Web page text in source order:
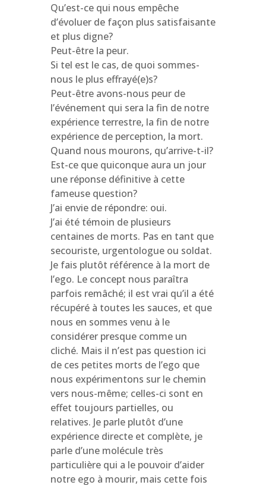
Qu’est-ce qui nous empêche
d’évoluer de façon plus satisfaisante
et plus digne?
Peut-être la peur.
Si tel est le cas, de quoi sommes-
nous le plus effrayé(e)s?
Peut-être avons-nous peur de
l’événement qui sera la fin de notre
expérience terrestre, la fin de notre
expérience de perception, la mort.
Quand nous mourons, qu’arrive-t-il?
Est-ce que quiconque aura un jour
une réponse définitive à cette
fameuse question?
J’ai envie de répondre: oui.
J’ai été témoin de plusieurs
centaines de morts. Pas en tant que
secouriste, urgentologue ou soldat.
Je fais plutôt référence à la mort de
l’ego. Le concept nous paraîtra
parfois remâché; il est vrai qu’il a été
récupéré à toutes les sauces, et que
nous en sommes venu à le
considérer presque comme un
cliché. Mais il n’est pas question ici
de ces petites morts de l’ego que
nous expérimentons sur le chemin
vers nous-même; celles-ci sont en
effet toujours partielles, ou
relatives. Je parle plutôt d’une
expérience directe et complète, je
parle d’une molécule très
particulière qui a le pouvoir d’aider
notre ego à mourir, mais cette fois